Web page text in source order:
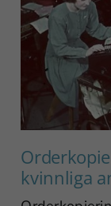
kvinnliga